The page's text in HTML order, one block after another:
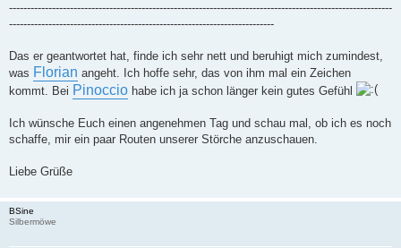
-----------------------------------------------------------------------------------------------------------
--------------------------------------------------------------------------
Das er geantwortet hat, finde ich sehr nett und beruhigt mich zumindest,
was Florian angeht. Ich hoffe sehr, das von ihm mal ein Zeichen
kommt. Bei Pinoccio habe ich ja schon länger kein gutes Gefühl
Ich wünsche Euch einen angenehmen Tag und schau mal, ob ich es noch
schaffe, mir ein paar Routen unserer Störche anzuschauen.
Liebe Grüße
BSine
Silbermöwe